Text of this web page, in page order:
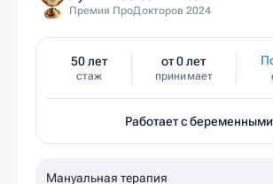
Премия ПроДокторов 2024
50 лет
стаж
от 0 лет
принимает
Работает с беременными
Мануальная терапия